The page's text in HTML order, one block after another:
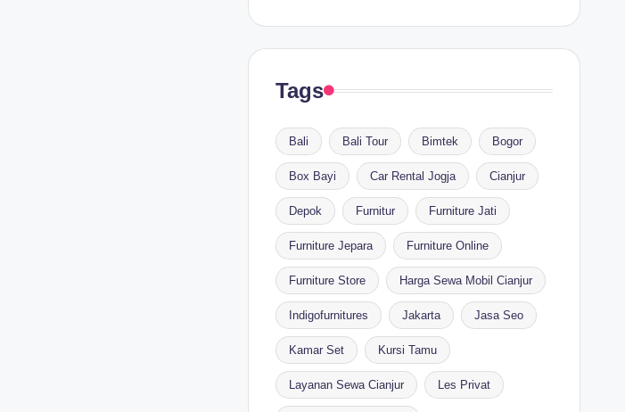
Tags
Bali Bali Tour Bimtek Bogor
Box Bayi Car Rental Jogja Cianjur
Depok Furnitur Furniture Jati
Furniture Jepara Furniture Online
Furniture Store Harga Sewa Mobil Cianjur
Indigofurnitures Jakarta Jasa Seo
Kamar Set Kursi Tamu
Layanan Sewa Cianjur Les Privat